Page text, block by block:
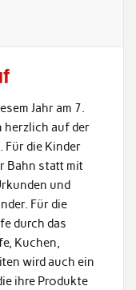
Jahr am 7.
herzlich auf der
Für die Kinder
Bahn statt mit
und
Für die
durch das
Kuchen,
wird auch ein
ihre Produkte